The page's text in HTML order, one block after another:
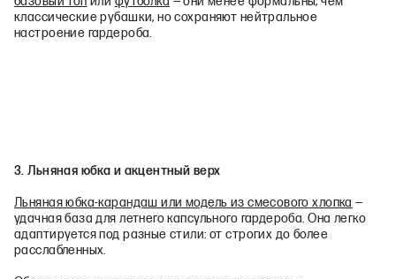
классические рубашки, но сохраняют нейтральное
настроение гардероба.
3. Льняная юбка и акцентный верх
Льняная юбка-карандаш или модель из смесового хлопка —
удачная база для летнего капсульного гардероба. Она легко
адаптируется под разные стили: от строгих до более
расслабленных.